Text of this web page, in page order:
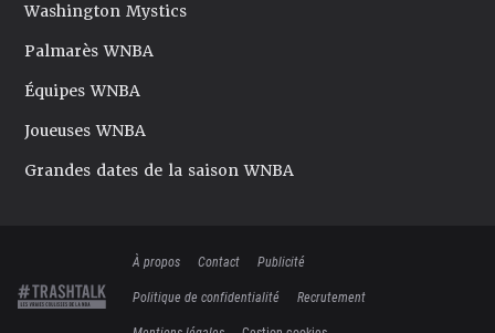
Washington Mystics
Palmarès WNBA
Équipes WNBA
Joueuses WNBA
Grandes dates de la saison WNBA
À propos Contact
Publicité
Politique de confidentialité
Recrutement